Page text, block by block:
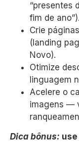
“presentes
fim de ano”).
Crie
(landing
Novo).
Otimize
linguagem
Acelere o
imagens —
Dica bônus: